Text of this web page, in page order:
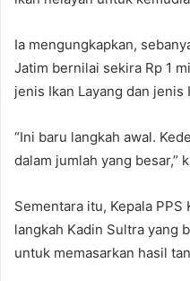
Ia mengungkapkan,
Jatim bernilai sekira Rp 1
jenis Ikan Layang dan jenis
“Ini baru langkah awal.
dalam jumlah yang besar,”
Sementara itu, Kepala
langkah Kadin Sultra yang
untuk memasarkan hasil